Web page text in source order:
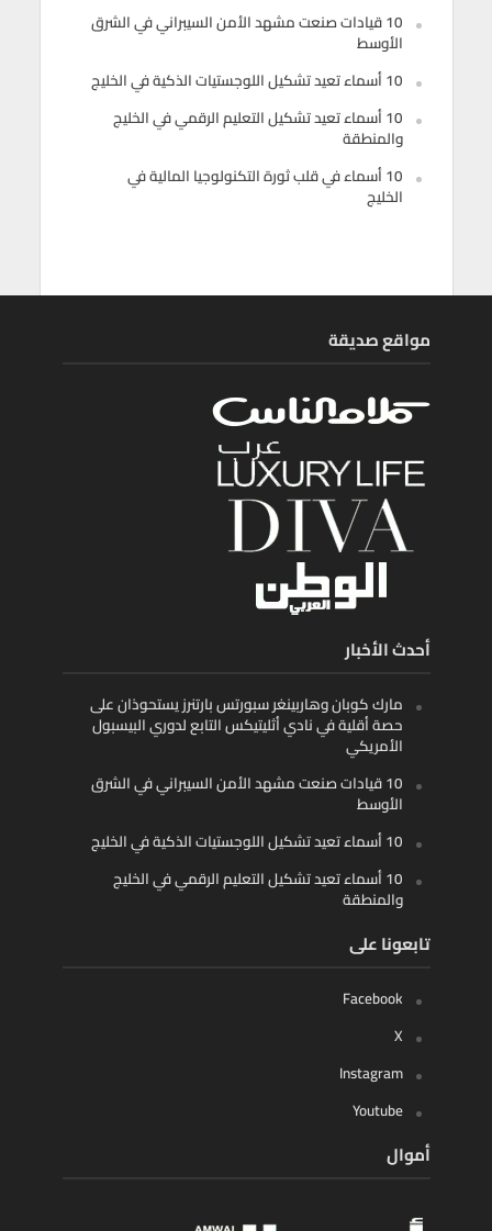
10 قيادات صنعت مشهد الأمن السيبراني في الشرق
الأوسط
10 أسماء تعيد تشكيل اللوجستيات الذكية في الخليج
10 أسماء تعيد تشكيل التعليم الرقمي في الخليج
والمنطقة
10 أسماء في قلب ثورة التكنولوجيا المالية في
الخليج
مواقع صديقة
أحدث الأخبار
مارك كوبان وهاربينغر سبورتس بارتنرز يستحوذان على
حصة أقلية في نادي أثليتيكس التابع لدوري البيسبول
الأمريكي
10 قيادات صنعت مشهد الأمن السيبراني في الشرق
الأوسط
10 أسماء تعيد تشكيل اللوجستيات الذكية في الخليج
10 أسماء تعيد تشكيل التعليم الرقمي في الخليج
والمنطقة
تابعونا على
Facebook
X
Instagram
Youtube
أموال